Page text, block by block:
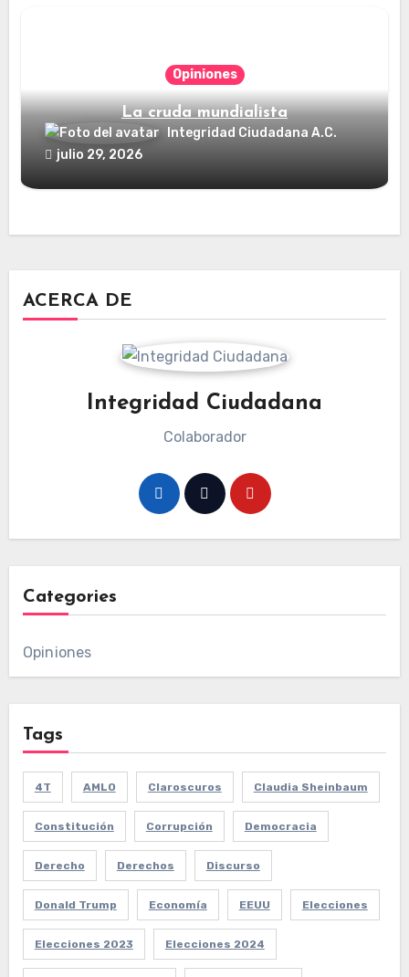
Opiniones
La cruda mundialista
Integridad Ciudadana A.C.
julio 29, 2026
ACERCA DE
Integridad Ciudadana
Colaborador
Categories
Opiniones
Tags
4T AMLO Claroscuros Claudia Sheinbaum
Constitución Corrupción Democracia
Derecho Derechos Discurso
Donald Trump Economía EEUU Elecciones
Elecciones 2023 Elecciones 2024